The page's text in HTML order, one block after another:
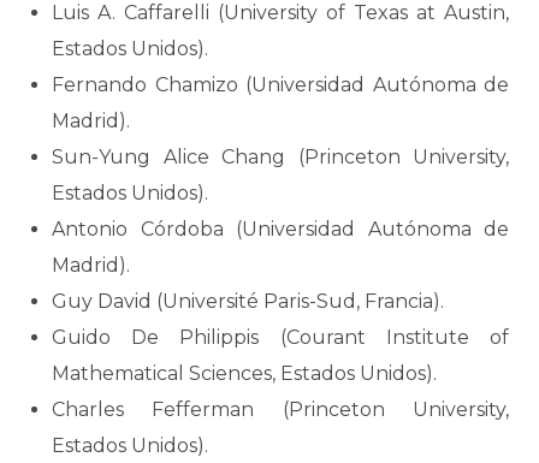
Luis A. Caffarelli (University of Texas at Austin,
Estados Unidos).
Fernando Chamizo (Universidad Autónoma de
Madrid).
Sun-Yung Alice Chang (Princeton University,
Estados Unidos).
Antonio Córdoba (Universidad Autónoma de
Madrid).
Guy David (Université Paris-Sud, Francia).
Guido De Philippis (Courant Institute of
Mathematical Sciences, Estados Unidos).
Charles Fefferman (Princeton University,
Estados Unidos).